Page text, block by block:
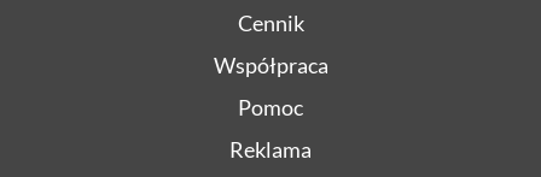
Cennik
Współpraca
Pomoc
Reklama